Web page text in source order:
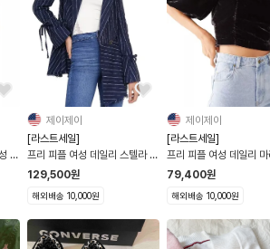
제이제이
[라스트세일]
프리 피플 여성 데일리 스텔라 스
트라이프 프레이드소매 블레이져
129,500원
해외배송 10,000원
제이제이
[라스트세일]
프리 피플 여성 데일리
오픈백 크롭탑(블랙,버건
79,400원
해외배송 10,000원